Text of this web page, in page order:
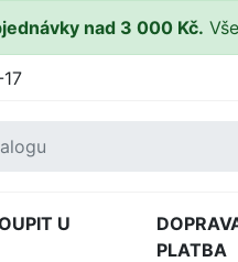
nad 3 000 Kč.
U
PLATBA